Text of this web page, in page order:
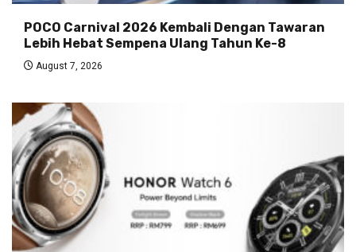
POCO Carnival 2026 Kembali Dengan Tawaran
Lebih Hebat Sempena Ulang Tahun Ke-8
August 7, 2026